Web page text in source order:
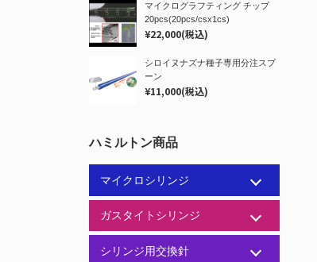
マイクログラフティング チップ
20pcs(20pcs/csx1cs)
¥22,000(税込)
シロイヌナズナ種子専用分注スプ
ーン
¥11,000(税込)
ハミルトン商品
マイクロシリンジ
ガスタイトシリンジ
シリンジ用交換針